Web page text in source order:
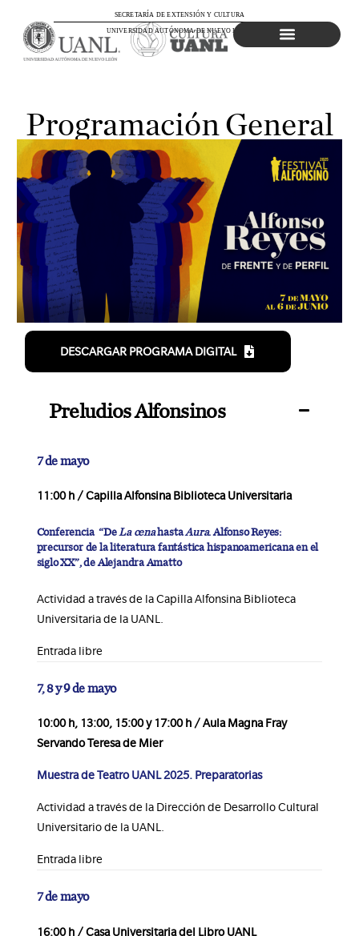
UNIVERSIDAD AUTÓNOMA DE NUEVO LEÓN
SECRETARÍA DE EXTENSIÓN Y CULTURA
Programación General
DESCARGAR PROGRAMA DIGITAL
Preludios Alfonsinos
7 de mayo
11:00 h / Capilla Alfonsina Biblioteca Universitaria
Conferencia “DeLa cenahastaAura. Alfonso Reyes:
precursor de la literatura fantástica hispanoamericana en el
siglo XX”, de Alejandra Amatto
Actividad a través de la Capilla Alfonsina Biblioteca
Universitaria de la UANL.
Entrada libre
7, 8 y 9 de mayo
10:00 h, 13:00, 15:00 y 17:00 h / Aula Magna Fray
Servando Teresa de Mier
Muestra de Teatro UANL 2025. Preparatorias
Actividad a través de la Dirección de Desarrollo Cultural
Universitario de la UANL.
Entrada libre
7 de mayo
16:00 h / Casa Universitaria del Libro UANL